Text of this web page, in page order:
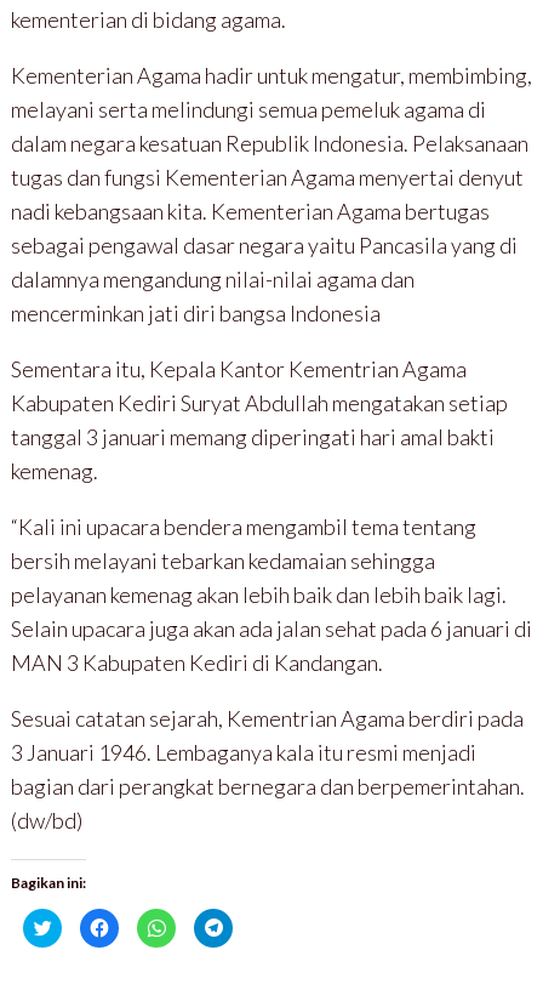
kementerian di bidang agama.
Kementerian Agama hadir untuk mengatur, membimbing,
melayani serta melindungi semua pemeluk agama di
dalam negara kesatuan Republik Indonesia. Pelaksanaan
tugas dan fungsi Kementerian Agama menyertai denyut
nadi kebangsaan kita. Kementerian Agama bertugas
sebagai pengawal dasar negara yaitu Pancasila yang di
dalamnya mengandung nilai-nilai agama dan
mencerminkan jati diri bangsa Indonesia
Sementara itu, Kepala Kantor Kementrian Agama
Kabupaten Kediri Suryat Abdullah mengatakan setiap
tanggal 3 januari memang diperingati hari amal bakti
kemenag.
“Kali ini upacara bendera mengambil tema tentang
bersih melayani tebarkan kedamaian sehingga
pelayanan kemenag akan lebih baik dan lebih baik lagi.
Selain upacara juga akan ada jalan sehat pada 6 januari di
MAN 3 Kabupaten Kediri di Kandangan.
Sesuai catatan sejarah, Kementrian Agama berdiri pada
3 Januari 1946. Lembaganya kala itu resmi menjadi
bagian dari perangkat bernegara dan berpemerintahan.
(dw/bd)
Bagikan ini:
K
l
K
l
K
l
K
l